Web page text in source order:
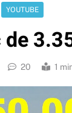
YOUTUBE
20 1